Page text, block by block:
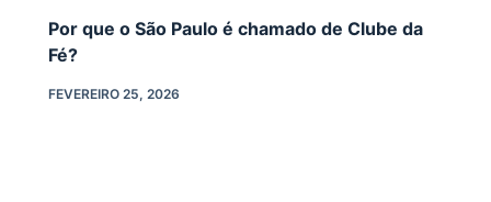
Por que o São Paulo é chamado de Clube da
Fé?
FEVEREIRO 25, 2026